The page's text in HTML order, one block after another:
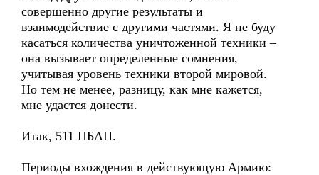
совершенно другие результаты и
взаимодействие с другими частями. Я не буду
касаться количества уничтоженной техники –
она вызывает определенные сомнения,
учитывая уровень техники второй мировой.
Но тем не менее, разницу, как мне кажется,
мне удастся донести.
Итак, 511 ПБАП.
Периоды вхождения в действующую Армию: